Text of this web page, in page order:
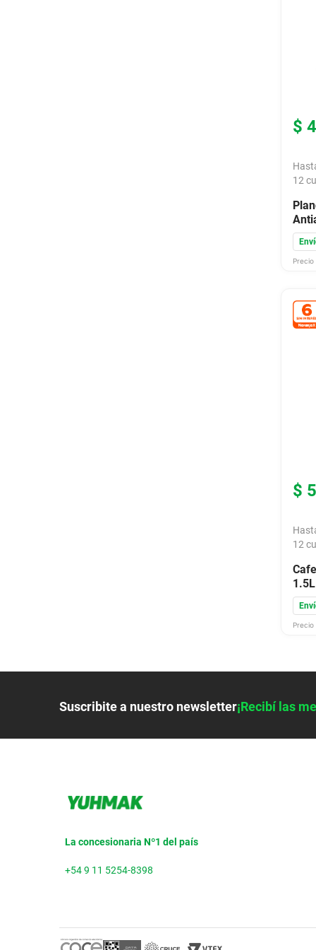
$
12
Precio
$
12
Precio
Suscribite a nuestro newsletter¡Recibí las
La concesionaria Nº1 del país
+54 9 11 5254-8398